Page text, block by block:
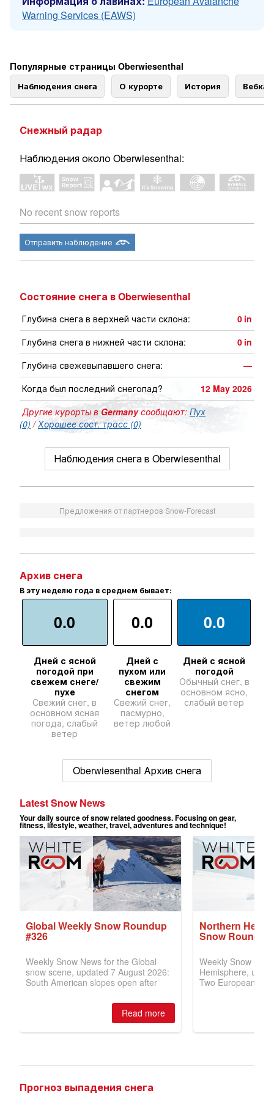
Warning Services (EAWS)
Популярные страницы Oberwiesenthal
Наблюдения снега О курорте История
Снежный радар
Наблюдения около Oberwiesenthal:
No recent snow reports
Отправить наблюдение
Состояние снега в Oberwiesenthal
Глубина снега в верхней части склона: 0 in
Глубина снега в нижней части склона:
0 in
Глубина свежевыпавшего снега:
—
Когда был последний снегопад?
12 May 2026
Другие курорты вGermanyсообщают: Пух
(0) /Хорошее сост. трасс (0)
Наблюдения снега в Oberwiesenthal
Предложения от партнеров Snow-Forecast
Архив снега
В эту неделю года в среднем бывает:
0.0
Дней с ясной
погодой при
свежем снеге/
пухе
Свежий снег, в
основном ясная
погода, слабый
ветер
0.0
Дней с
пухом или
свежим
снегом
Свежий снег,
пасмурно,
ветер любой
0.0
Дней с ясной
погодой
Обычный снег, в
основном ясно,
слабый ветер
Oberwiesenthal Архив снега
Прогноз выпадения снега